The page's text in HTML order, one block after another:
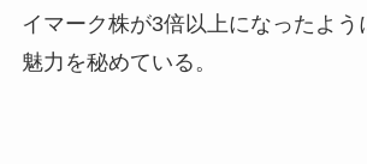
イマーク株が3倍以上になったよう
魅力を秘めている。